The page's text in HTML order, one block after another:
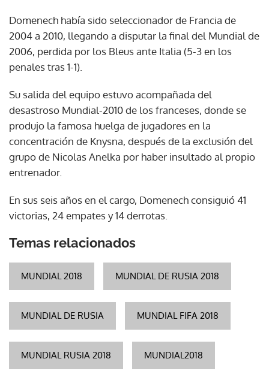
Domenech había sido seleccionador de Francia de
2004 a 2010, llegando a disputar la final del Mundial de
2006, perdida por los Bleus ante Italia (5-3 en los
penales tras 1-1).
Su salida del equipo estuvo acompañada del
desastroso Mundial-2010 de los franceses, donde se
produjo la famosa huelga de jugadores en la
concentración de Knysna, después de la exclusión del
grupo de Nicolas Anelka por haber insultado al propio
entrenador.
En sus seis años en el cargo, Domenech consiguió 41
victorias, 24 empates y 14 derrotas.
Temas relacionados
MUNDIAL 2018 MUNDIAL DE RUSIA 2018
MUNDIAL DE RUSIA MUNDIAL FIFA 2018
MUNDIAL RUSIA 2018 MUNDIAL2018